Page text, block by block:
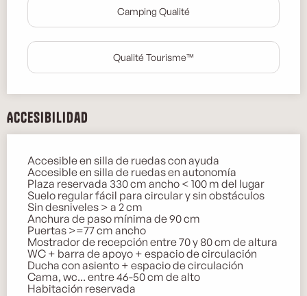
Camping Qualité
Qualité Tourisme™
Accesibilidad
Accesible en silla de ruedas con ayuda
Accesible en silla de ruedas en autonomía
Plaza reservada 330 cm ancho < 100 m del lugar
Suelo regular fácil para circular y sin obstáculos
Sin desniveles > a 2 cm
Anchura de paso mínima de 90 cm
Puertas >=77 cm ancho
Mostrador de recepción entre 70 y 80 cm de altura
WC + barra de apoyo + espacio de circulación
Ducha con asiento + espacio de circulación
Cama, wc... entre 46-50 cm de alto
Habitación reservada